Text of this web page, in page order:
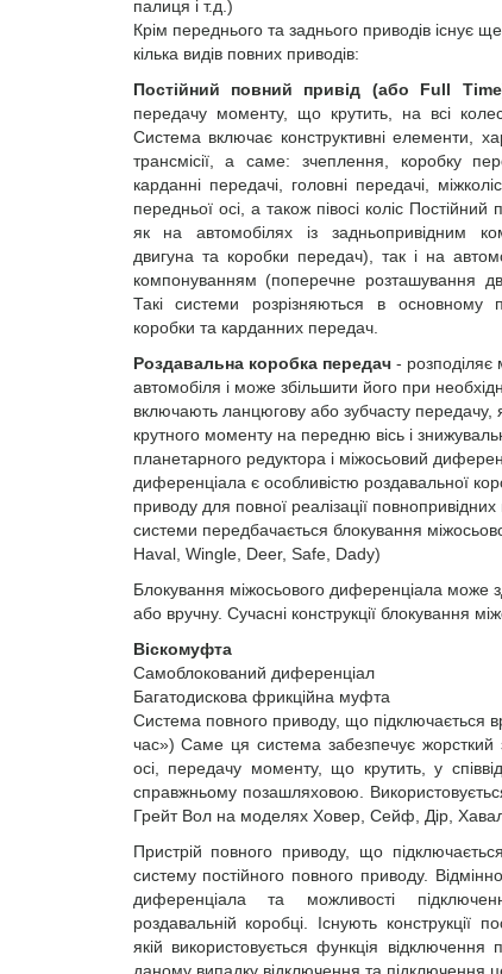
палиця і т.д.)
Крім переднього та заднього приводів існує
кілька видів повних приводів:
Постійний повний привід (або Full
передачу моменту, що крутить, на всі
Система включає конструктивні елементи,
трансмісії, а саме: зчеплення, коробку
карданні передачі, головні передачі,
передньої осі, а також півосі коліс Постійний
як на автомобілях із задньопривідним
двигуна та коробки передач), так і на
компонуванням (поперечне розташування
Такі системи розрізняються в основному
коробки та карданних передач.
Роздавальна коробка передач- розподіляє
автомобіля і може збільшити його при
включають ланцюгову або зубчасту передачу,
крутного моменту на передню вісь і
планетарного редуктора і міжосьовий
диференціала є особливістю роздавальної
приводу для повної реалізації
системи передбачається блокування
Haval, Wingle, Deer, Safe, Dady)
Блокування міжосьового диференціала може
або вручну. Сучасні конструкції блокування
Віскомуфта
Самоблокований диференціал
Багатодискова фрикційна муфта
Система повного приводу, що підключається
час») Саме ця система забезпечує жорсткий
осі, передачу моменту, що крутить, у
справжньому позашляховою.
Грейт Вол на моделях Ховер, Сейф, Дір,
Пристрій повного приводу, що
систему постійного повного приводу.
диференціала та можливості
роздавальній коробці. Існують конструкції
якій використовується функція
даному випадку відключення та підключення